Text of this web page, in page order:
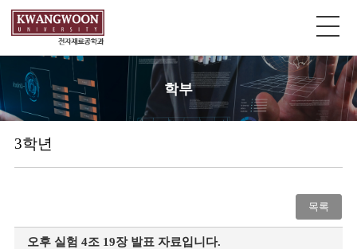
학부
3학년
목록
오후 실험 4조 19장 발표 자료입니다.